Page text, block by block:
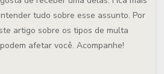
tudo sobre esse assunto. Por
artigo sobre os tipos de multa
afetar você. Acompanhe!